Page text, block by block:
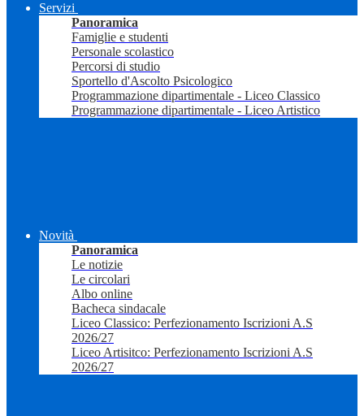
Servizi
Panoramica
Famiglie e studenti
Personale scolastico
Percorsi di studio
Sportello d'Ascolto Psicologico
Programmazione dipartimentale - Liceo Classico
Programmazione dipartimentale - Liceo Artistico
Novità
Panoramica
Le notizie
Le circolari
Albo online
Bacheca sindacale
Liceo Classico: Perfezionamento Iscrizioni A.S
2026/27
Liceo Artisitco: Perfezionamento Iscrizioni A.S
2026/27